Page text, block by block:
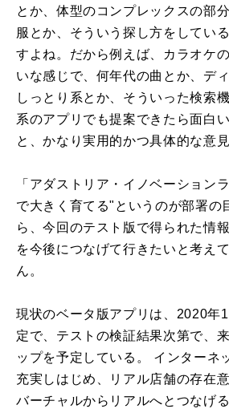
とか、体型のコンプレックスの部
服とか、そういう探し方をしてい
すよね。だから例えば、カラオケ
いな感じで、何年代の曲とか、デ
しっとり系とか、そういった検索
系のアプリでも提案できたら面白
と、かなり実用的かつ具体的な意
「アダストリア・イノベーション
で大きく育てる"というのが部署の
ら、今回のテスト版で得られた情
を今後につなげて行きたいと考え
ん。
現状のベータ版アプリは、2020年
定で、テストの検証結果次第で、
ップを予定している。 インターネ
充実しはじめ、リアル店舗の存在
バーチャルからリアルへとつなげ